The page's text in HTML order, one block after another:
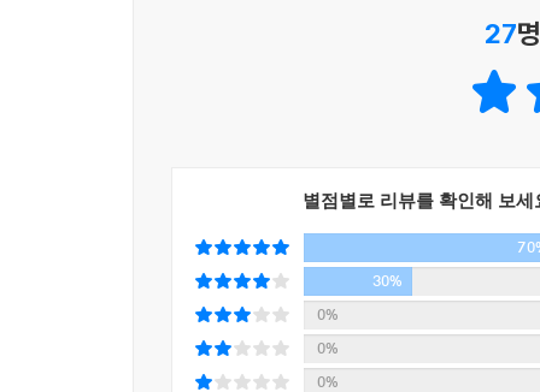
이렇게 무한 경쟁에 지치고 힘든 아이들의 마음을
《라이벌은 내 베스트 프렌드 : 프레너
아이들은 내 옆의 친구를 따뜻하게 포옹할 수 있
● ‘초등학생들이 궁금해하는 직업 이야기’ 스물한
각 꼭지마다 정보 페이지를 마련해 ‘초등학생들이
프레너미들의 7가지 직업, IT 전문가ㆍ성악가ㆍ
직업이 총 21가지입니다.
27
별점별로 리뷰를 확인해 보세
30%
0%
0%
0%